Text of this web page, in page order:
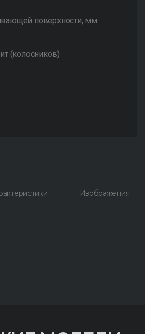
поверхности, мм
(колосников)
Изображения